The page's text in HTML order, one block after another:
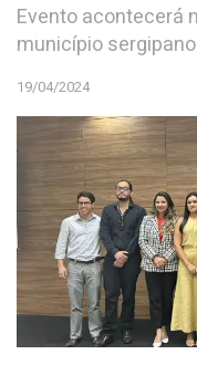
Evento acontecerá
município
19/04/2024